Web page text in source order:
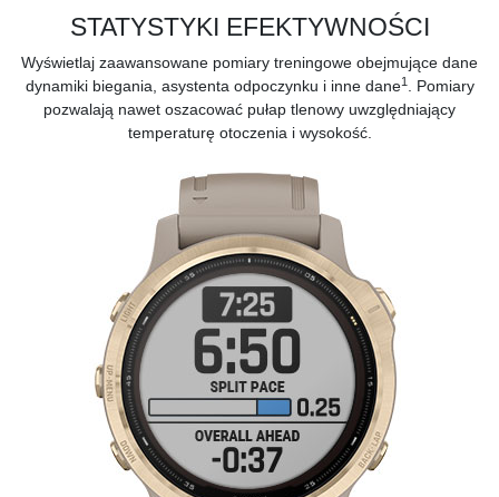
STATYSTYKI EFEKTYWNOŚCI
Wyświetlaj zaawansowane pomiary treningowe obejmujące dane
dynamiki biegania, asystenta odpoczynku i inne dane1. Pomiary
pozwalają nawet oszacować pułap tlenowy uwzględniający
temperaturę otoczenia i wysokość.